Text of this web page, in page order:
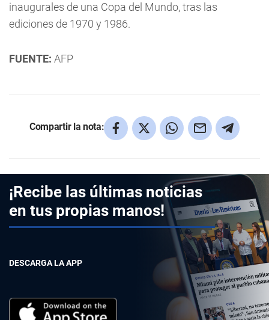
inaugurales de una Copa del Mundo, tras las
ediciones de 1970 y 1986.
FUENTE: AFP
Compartir la nota:
¡Recibe las últimas noticias
en tus propias manos!
DESCARGA LA APP